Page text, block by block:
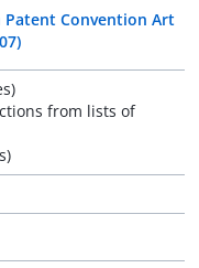
Patent Convention Art
from lists of